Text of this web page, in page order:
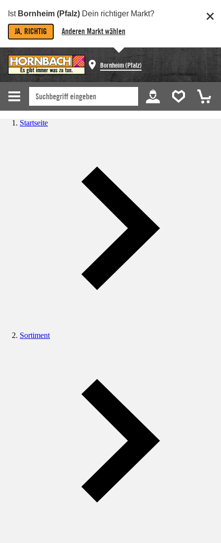
Ist Bornheim (Pfalz) Dein richtiger Markt?
JA, RICHTIG Anderen Markt wählen
Bornheim (Pfalz)
Startseite
Sortiment